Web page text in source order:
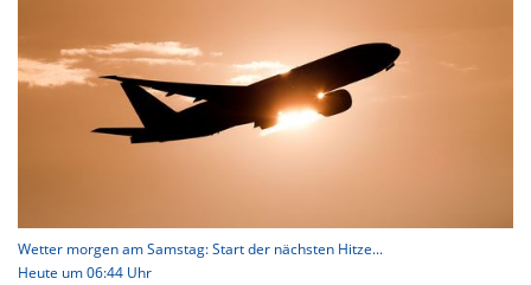
Wetter morgen am Samstag: Start der nächsten Hitze...
Heute um 06:44 Uhr